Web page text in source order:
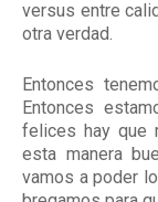
versus entre
otra verdad.
Entonces
Entonces
felices hay que
esta manera
vamos a poder